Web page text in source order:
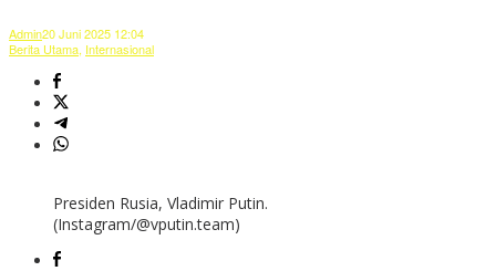
Admin20 Juni 2025 12:04
Berita Utama, Internasional
Presiden Rusia, Vladimir Putin.
(Instagram/@vputin.team)